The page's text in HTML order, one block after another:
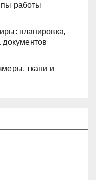
работы
планировка,
документов
ткани и